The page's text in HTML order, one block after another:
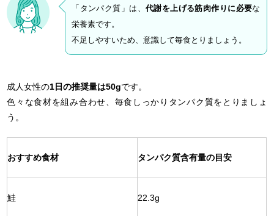
「タンパク質」は、 代謝を上げる筋肉作りに必要な
栄養素です。
不足しやすいため、意識して毎食とりましょう。
成人女性の1日の推奨量は50gです。
色々な食材を組み合わせ、毎食しっかりタンパク質をとりましょ
う。
おすすめ食材 タンパク質含有量の目安
鮭 22.3g